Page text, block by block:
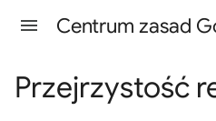
Przejrzystość